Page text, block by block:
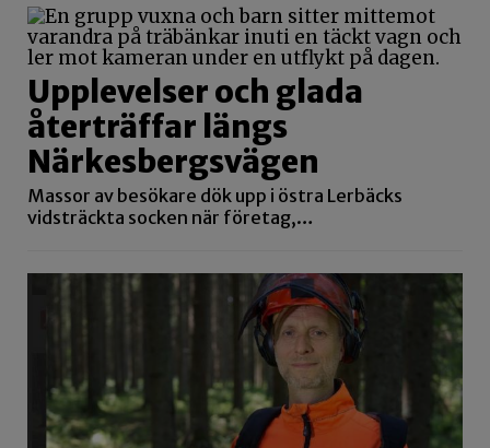
Upplevelser och glada
återträffar längs
Närkesbergsvägen
Massor av besökare dök upp i östra Lerbäcks
vidsträckta socken när företag,…